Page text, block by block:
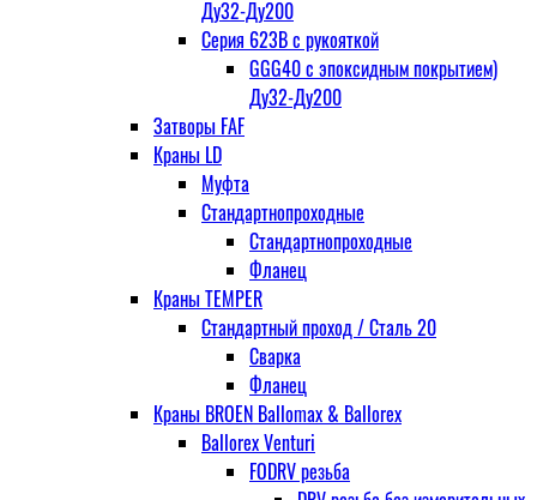
Ду32-Ду200
Серия 623В с рукояткой
GGG40 с эпоксидным покрытием)
Ду32-Ду200
Затворы FAF
Краны LD
Муфта
Стандартнопроходные
Стандартнопроходные
Фланец
Краны TEMPER
Стандартный проход / Cталь 20
Сварка
Фланец
Краны BROEN Ballomax & Ballorex
Ballorex Venturi
FODRV резьба